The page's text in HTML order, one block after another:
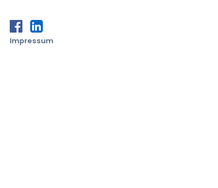
zur Facebook-Seite von SDGwatch Austria
zur LinkedIn-Seite von SDGwatch Austria
Impressum